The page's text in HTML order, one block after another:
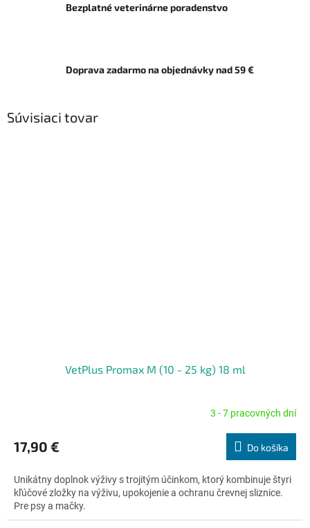
Bezplatné veterinárne poradenstvo
Doprava zadarmo na objednávky nad 59 €
Súvisiaci tovar
VetPlus Promax M (10 - 25 kg) 18 ml
produktu
je
z
5
hviezdičiek.
3 - 7 pracovných dní
17,90 € Do košíka
Unikátny doplnok výživy s trojitým účinkom, ktorý kombinuje štyri
kľúčové zložky na výživu, upokojenie a ochranu črevnej sliznice.
Pre psy a mačky.